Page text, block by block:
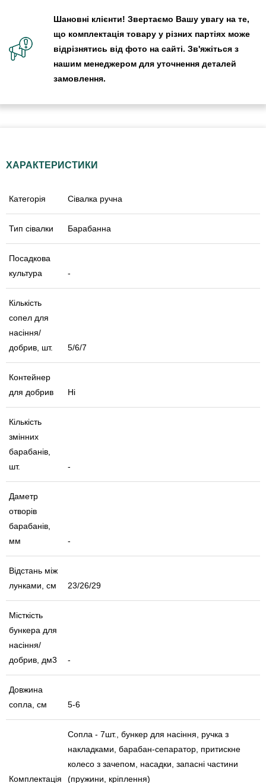
Шановні клієнти! Звертаємо Вашу увагу на те,
що комплектація товару у різних партіях може
відрізнятись від фото на сайті. Зв'яжіться з
нашим менеджером для уточнення деталей
замовлення.
ХАРАКТЕРИСТИКИ
Категорія Сівалка ручна
Тип сівалки Барабанна
Посадкова
культура
-
Кількість
сопел для
насіння/
добрив, шт.
5/6/7
Контейнер
для добрив
Ні
Кількість
змінних
барабанів,
шт.
-
Даметр
отворів
барабанів,
мм
-
Відстань між
лунками, см
23/26/29
Місткість
бункера для
насіння/
добрив, дм3
-
Довжина
сопла, см
5-6
Комплектація
Сопла - 7шт., бункер для насіння, ручка з
накладками, барабан-сепаратор, притискне
колесо з зачепом, насадки, запасні частини
(пружини, кріплення)